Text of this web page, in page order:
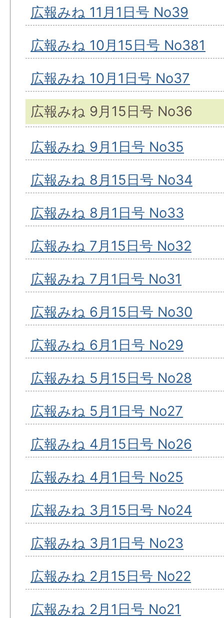
広報みね 11月1日号 No39
広報みね 10月15日号 No381
広報みね 10月1日号 No37
広報みね 9月15日号 No36
広報みね 9月1日号 No35
広報みね 8月15日号 No34
広報みね 8月1日号 No33
広報みね 7月15日号 No32
広報みね 7月1日号 No31
広報みね 6月15日号 No30
広報みね 6月1日号 No29
広報みね 5月15日号 No28
広報みね 5月1日号 No27
広報みね 4月15日号 No26
広報みね 4月1日号 No25
広報みね 3月15日号 No24
広報みね 3月1日号 No23
広報みね 2月15日号 No22
広報みね 2月1日号 No21